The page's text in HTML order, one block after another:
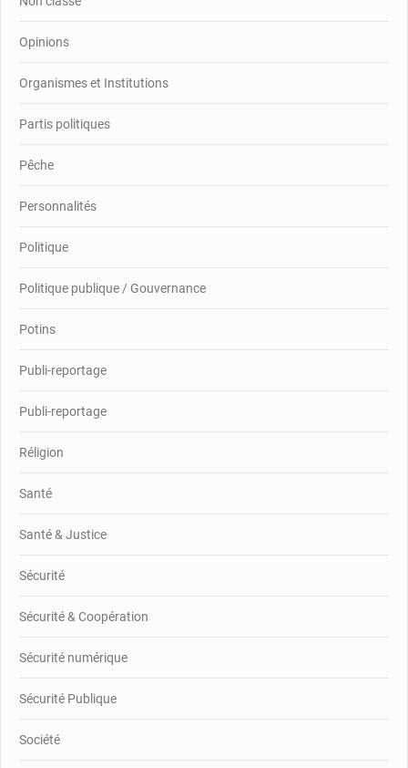
Opinions
Organismes et Institutions
Partis politiques
Pêche
Personnalités
Politique
Politique publique / Gouvernance
Potins
Publi-reportage
Publi-reportage
Réligion
Santé
Santé & Justice
Sécurité
Sécurité & Coopération
Sécurité numérique
Sécurité Publique
Société